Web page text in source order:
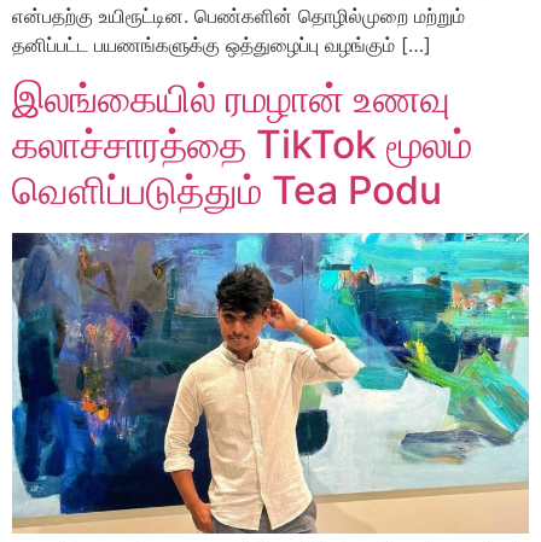
என்பதற்கு உயிரூட்டின. பெண்களின் தொழில்முறை மற்றும்
தனிப்பட்ட பயணங்களுக்கு ஒத்துழைப்பு வழங்கும் […]
இலங்கையில் ரமழான் உணவு
கலாச்சாரத்தை TikTok மூலம்
வெளிப்படுத்தும் Tea Podu